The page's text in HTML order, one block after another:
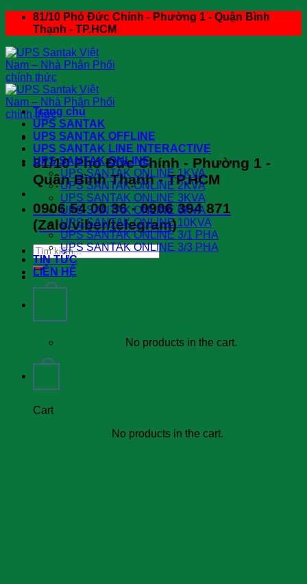
Skip
81/10 Phó Đức Chính - Phường 1 - Quận Bình
Thạnh - TP.HCM
81/10 Phó Đức Chính - Phường 1 -
Quận Bình Thạnh - TP.HCM
0906 54 00 36 - 0906 394 871
(Zalo/viber/telegram)
Search
for:
No products in the cart.
Cart
No products in the cart.
Trang chủ
UPS SANTAK
UPS SANTAK OFFLINE
UPS SANTAK LINE INTERACTIVE
UPS SANTAK ONLINE
UPS SANTAK ONLINE 1KVA
UPS SANTAK ONLINE 2KVA
UPS SANTAK ONLINE 3KVA
UPS SANTAK ONLINE 6KVA
UPS SANTAK ONLINE 10KVA
UPS SANTAK ONLINE 3/1 PHA
UPS SANTAK ONLINE 3/3 PHA
TIN TỨC
LIÊN HỆ